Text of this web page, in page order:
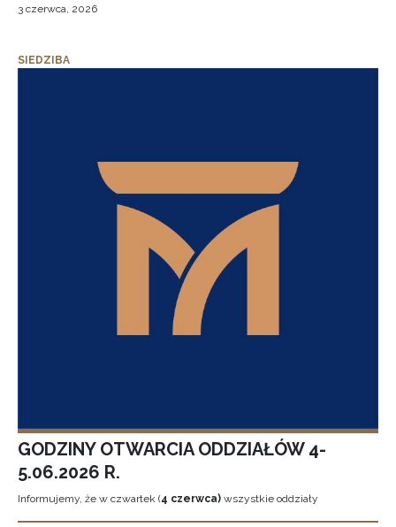
3 czerwca, 2026
SIEDZIBA
GODZINY OTWARCIA ODDZIAŁÓW 4-
5.06.2026 R.
Informujemy, że w czwartek (4 czerwca) wszystkie oddziały